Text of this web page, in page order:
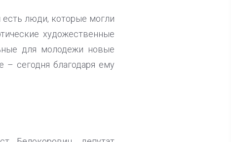
люди, которые могли
художественные
для молодежи новые
– сегодня благодаря ему